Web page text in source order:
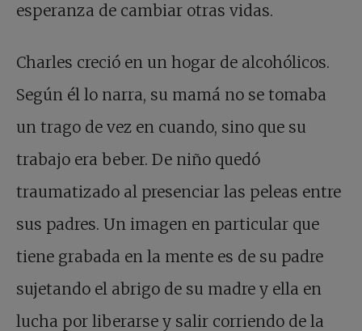
esperanza de cambiar otras vidas.
Charles creció en un hogar de alcohólicos.
Según él lo narra, su mamá no se tomaba
un trago de vez en cuando, sino que su
trabajo era beber. De niño quedó
traumatizado al presenciar las peleas entre
sus padres. Un imagen en particular que
tiene grabada en la mente es de su padre
sujetando el abrigo de su madre y ella en
lucha por liberarse y salir corriendo de la